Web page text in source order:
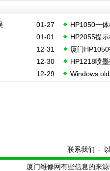
01-27
HP1050一
01-01
HP2055提
12-31
厦门
12-30
HP1218喷
印空白
12-29
联系我们 -
厦门维修网有些信息的来